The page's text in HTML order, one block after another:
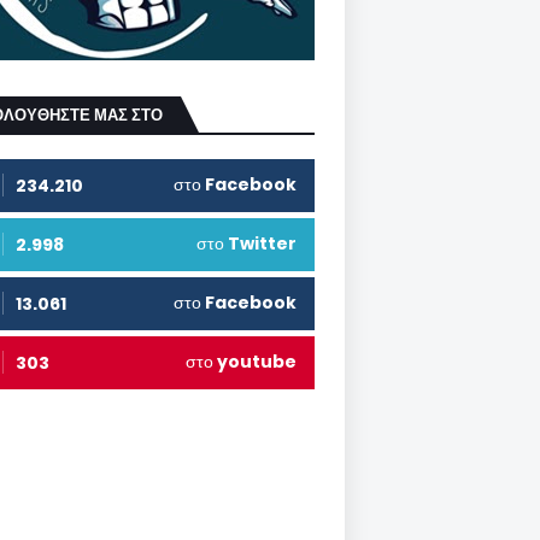
ΜΑΣ ΣΤΟ
234.210 στο Facebook
2.998 στο Twitter
13.061 στο Facebook
303 στοyoutube